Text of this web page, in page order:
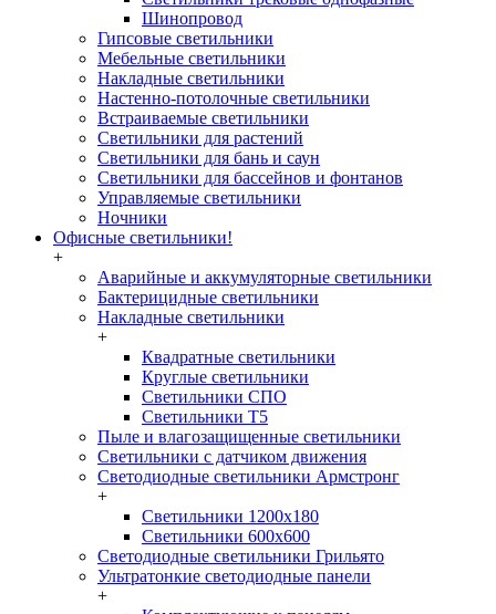
Шинопровод
Гипсовые светильники
Мебельные светильники
Накладные светильники
Настенно-потолочные светильники
Встраиваемые светильники
Светильники для растений
Светильники для бань и саун
Светильники для бассейнов и фонтанов
Управляемые светильники
Ночники
Офисные светильники!
+
Аварийные и аккумуляторные светильники
Бактерицидные светильники
Накладные светильники
+
Квадратные светильники
Круглые светильники
Светильники СПО
Светильники Т5
Пыле и влагозащищенные светильники
Светильники с датчиком движения
Светодиодные светильники Армстронг
+
Светильники 1200х180
Светильники 600х600
Светодиодные светильники Грильято
Ультратонкие светодиодные панели
+